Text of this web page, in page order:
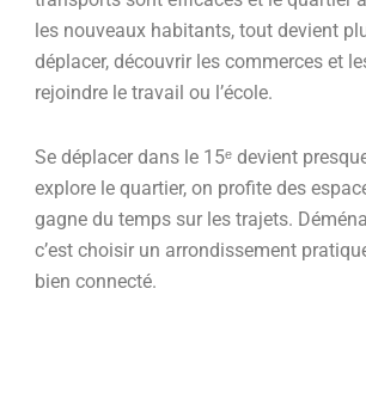
les nouveaux habitants, tout devient
déplacer, découvrir les commerces et
rejoindre le travail ou l’école.
Se déplacer dans le 15ᵉ devient
explore le quartier, on profite des
gagne du temps sur les trajets.
c’est choisir un arrondissement
bien connecté.